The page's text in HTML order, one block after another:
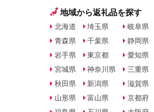
地域から返礼品を探す
北海道
青森県
岩手県
宮城県
秋田県
山形県
埼玉県
千葉県
東京都
神奈川県
新潟県
富山県
岐阜県
静岡県
愛知県
三重県
滋賀県
京都府